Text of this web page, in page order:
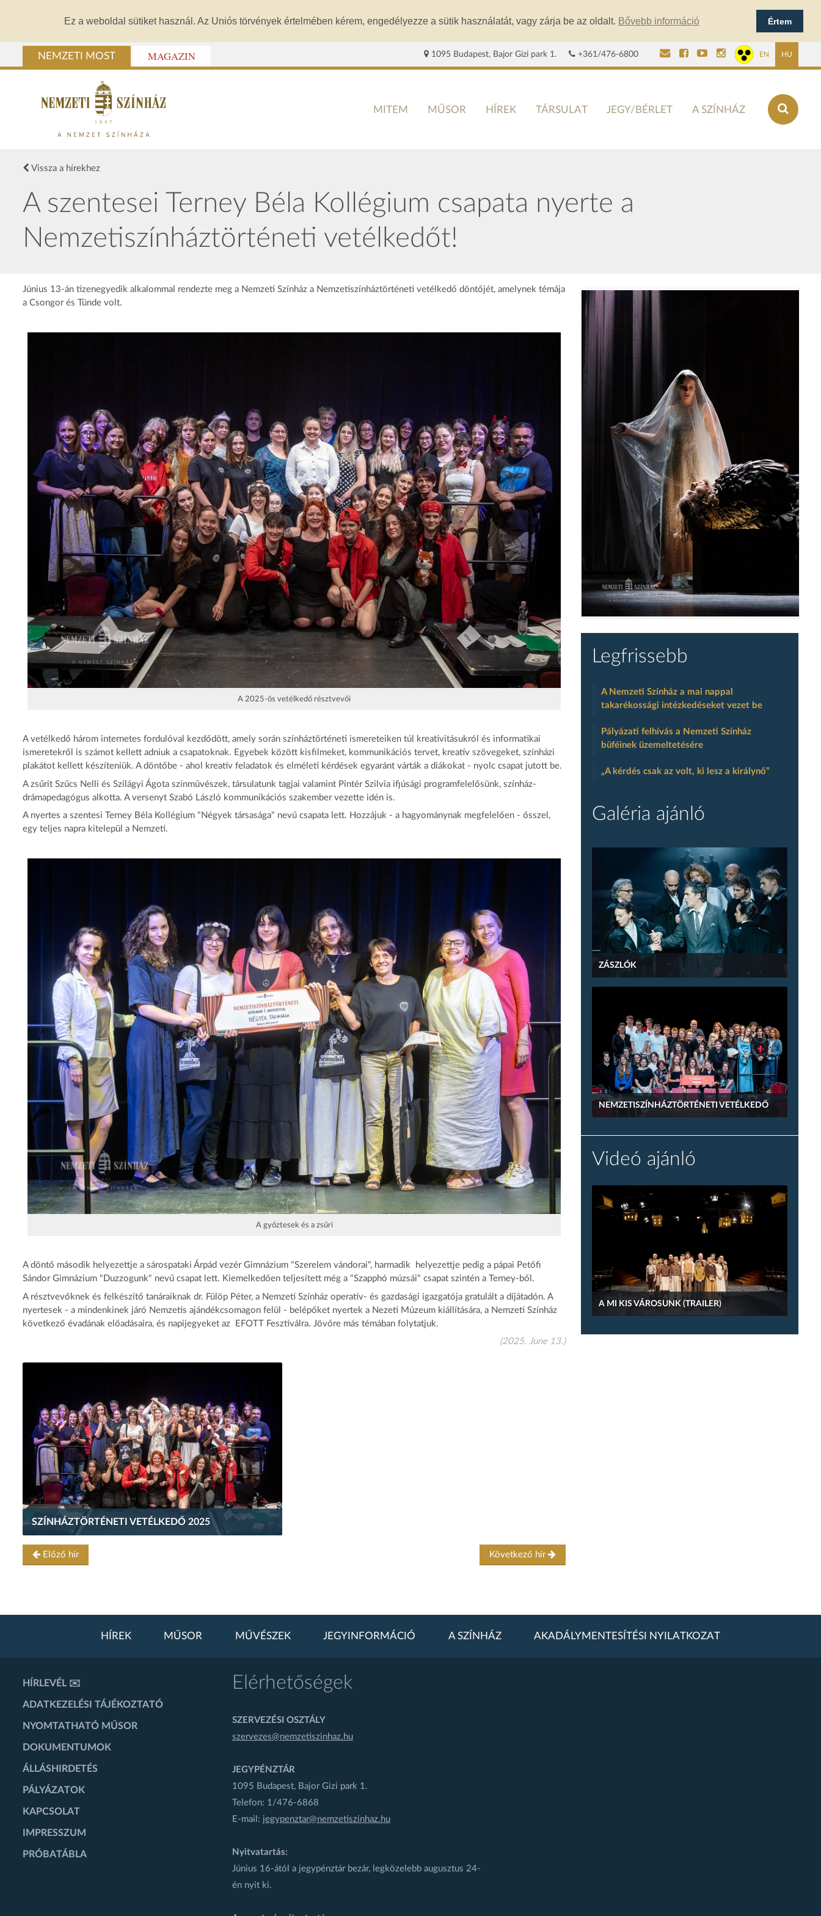
Ez a weboldal sütiket használ. Az Uniós törvények értelmében kérem, engedélyezze a sütik használatát, vagy zárja be az oldalt. Bővebb információ Értem
NEMZETI MOST MAGAZIN 1095 Budapest, Bajor Gizi park 1. +361/476-6800 EN HU
MITEM MŰSOR HÍREK TÁRSULAT JEGY/BÉRLET A SZÍNHÁZ
Vissza a hírekhez
A szentesei Terney Béla Kollégium csapata nyerte a
Nemzetiszínháztörténeti vetélkedőt!
Június 13-án tizenegyedik alkalommal rendezte meg a Nemzeti Színház a Nemzetiszínháztörténeti vetélkedő döntőjét, amelynek témája
a Csongor és Tünde volt.
A 2025-ös vetélkedő résztvevői
A vetélkedő három internetes fordulóval kezdődött, amely során színháztörténeti ismereteiken túl kreativitásukról és informatikai
ismeretekről is számot kellett adniuk a csapatoknak. Egyebek között kisfilmeket, kommunikációs tervet, kreatív szövegeket, színházi
plakátot kellett készíteniük. A döntőbe - ahol kreatív feladatok és elméleti kérdések egyaránt várták a diákokat - nyolc csapat jutott be.
A zsűrit Szűcs Nelli és Szilágyi Ágota színművészek, társulatunk tagjai valamint Pintér Szilvia ifjúsági programfelelősünk, színház-
drámapedagógus alkotta. A versenyt Szabó László kommunikációs szakember vezette idén is.
A nyertes a szentesi Terney Béla Kollégium "Négyek társasága" nevű csapata lett. Hozzájuk - a hagyománynak megfelelően - ősszel,
egy teljes napra kitelepül a Nemzeti.
A győztesek és a zsűri
A döntő második helyezettje a sárospataki Árpád vezér Gimnázium "Szerelem vándorai", harmadik helyezettje pedig a pápai Petőfi
Sándor Gimnázium "Duzzogunk" nevű csapat lett. Kiemelkedően teljesített még a "Szapphó múzsái" csapat szintén a Terney-ből.
A résztvevőknek és felkészítő tanáraiknak dr. Fülöp Péter, a Nemzeti Színház operatív- és gazdasági igazgatója gratulált a díjátadón. A
nyertesek - a mindenkinek járó Nemzetis ajándékcsomagon felül - belépőket nyertek a Nezeti Múzeum kiállítására, a Nemzeti Színház
következő évadának előadásaira, és napijegyeket az EFOTT Fesztiválra. Jövőre más témában folytatjuk.
(2025. June 13.)
SZÍNHÁZTÖRTÉNETI VETÉLKEDŐ 2025
Előző hír Következő hír
Legfrissebb
A Nemzeti Színház a mai nappal
takarékossági intézkedéseket vezet be
Pályázati felhívás a Nemzeti Színház
büféinek üzemeltetésére
„A kérdés csak az volt, ki lesz a királynő”
Galéria ajánló
ZÁSZLÓK
NEMZETISZÍNHÁZTÖRTÉNETI VETÉLKEDŐ
Videó ajánló
A MI KIS VÁROSUNK (TRAILER)
HÍREK MŰSOR MŰVÉSZEK JEGYINFORMÁCIÓ A SZÍNHÁZ AKADÁLYMENTESÍTÉSI NYILATKOZAT
HÍRLEVÉL ✉️
ADATKEZELÉSI TÁJÉKOZTATÓ
NYOMTATHATÓ MŰSOR
DOKUMENTUMOK
ÁLLÁSHIRDETÉS
PÁLYÁZATOK
KAPCSOLAT
IMPRESSZUM
PRÓBATÁBLA
Elérhetőségek
SZERVEZÉSI OSZTÁLY
szervezes@nemzetiszinhaz.hu
JEGYPÉNZTÁR
1095 Budapest, Bajor Gizi park 1.
Telefon: 1/476-6868
E-mail: jegypenztar@nemzetiszinhaz.hu
Nyitvatartás:
Június 16-ától a jegypénztár bezár, legközelebb augusztus 24-
én nyit ki.